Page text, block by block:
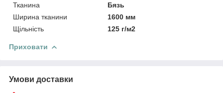
Тканина
Бязь
Ширина тканини
1600 мм
Щільність
125 г/м2
Приховати
Умови доставки